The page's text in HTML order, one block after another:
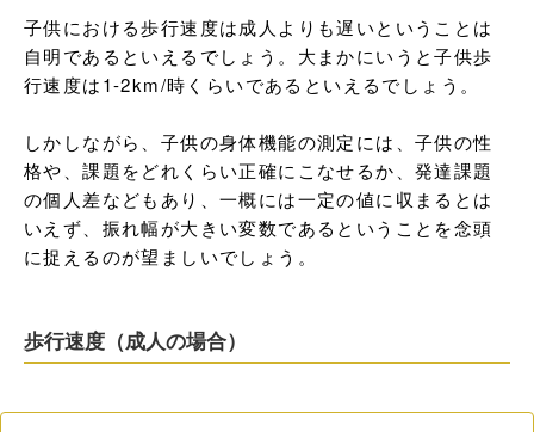
子供における歩行速度は成人よりも遅いということは
自明であるといえるでしょう。大まかにいうと子供歩
行速度は1-2km/時くらいであるといえるでしょう。
しかしながら、子供の身体機能の測定には、子供の性
格や、課題をどれくらい正確にこなせるか、発達課題
の個人差などもあり、一概には一定の値に収まるとは
いえず、振れ幅が大きい変数であるということを念頭
に捉えるのが望ましいでしょう。
歩行速度（成人の場合）